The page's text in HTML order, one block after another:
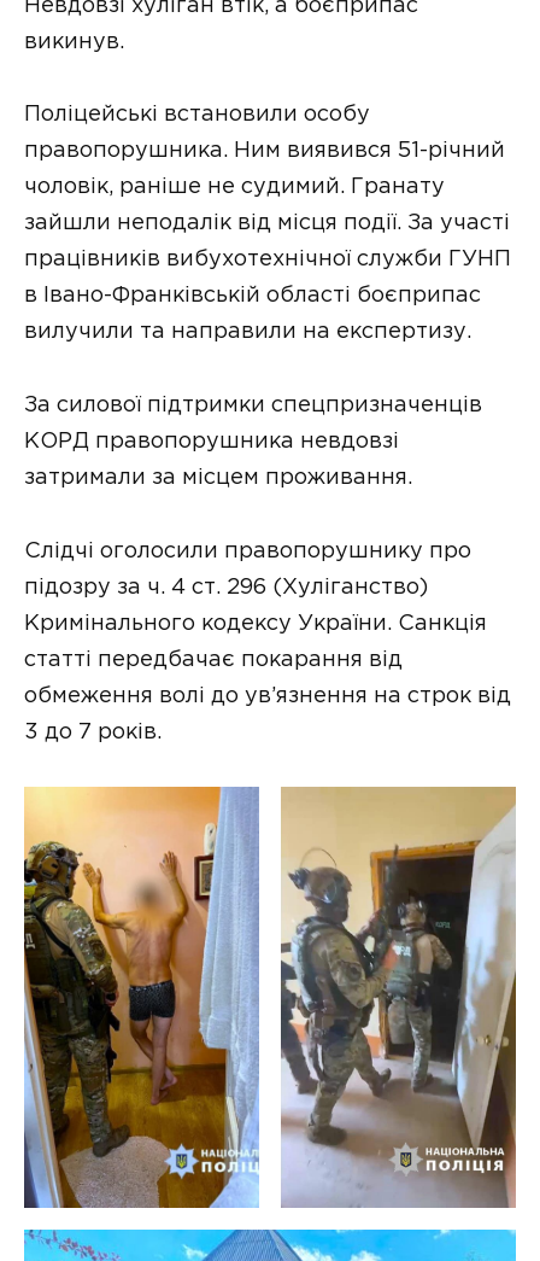
Невдовзі хуліган втік, а боєприпас
викинув.
Поліцейські встановили особу
правопорушника. Ним виявився 51-річний
чоловік, раніше не судимий. Гранату
зайшли неподалік від місця події. За участі
працівників вибухотехнічної служби ГУНП
в Івано-Франківській області боєприпас
вилучили та направили на експертизу.
За силової підтримки спецпризначенців
КОРД правопорушника невдовзі
затримали за місцем проживання.
Слідчі оголосили правопорушнику про
підозру за ч. 4 ст. 296 (Хуліганство)
Кримінального кодексу України. Санкція
статті передбачає покарання від
обмеження волі до ув’язнення на строк від
3 до 7 років.